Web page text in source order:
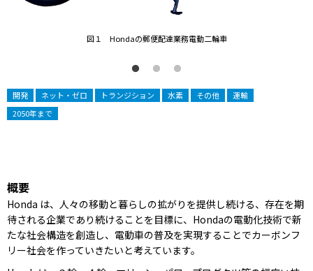
図１ Hondaの郵便配達業務電動二輪車
開発 ネット・ゼロ トランジション 水素 その他
運輸
2050年まで
概要
Honda は、人々の移動と暮らしの拡がりを提供し続ける、存在を期
待される企業であり続けることを目標に、Hondaの電動化技術で新
たな社会構造を創造し、電動車の普及を実現することでカーボンフ
リー社会を作っていきたいと考えています。